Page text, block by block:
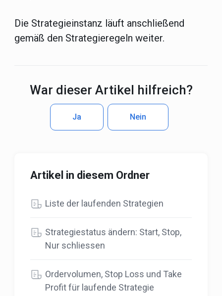
Die Strategieinstanz läuft anschließend
gemäß den Strategieregeln weiter.
War dieser Artikel hilfreich?
Nein
Ja
Artikel in diesem Ordner
Liste der laufenden Strategien
Strategiestatus ändern: Start, Stop,
Nur schliessen
Ordervolumen, Stop Loss und Take
Profit für laufende Strategie